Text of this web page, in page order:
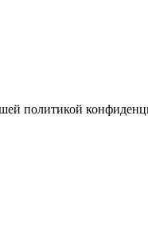
политикой